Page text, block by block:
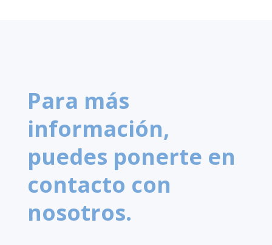
Para más
información,
puedes ponerte en
contacto con
nosotros.